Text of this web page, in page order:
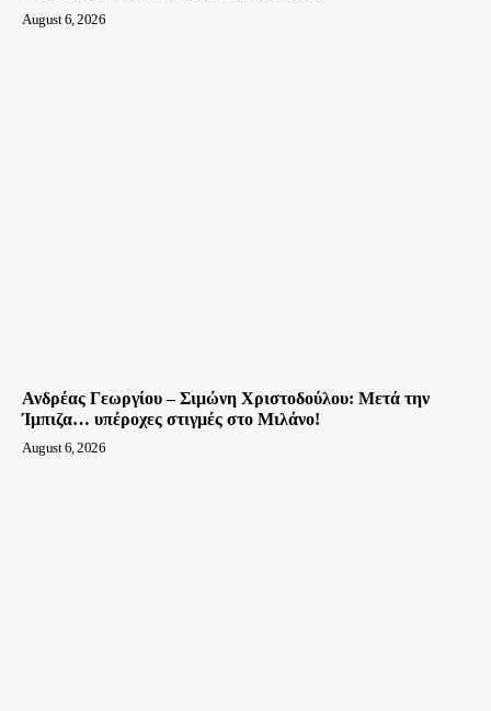
August 6, 2026
Ανδρέας Γεωργίου – Σιμώνη Χριστοδούλου: Μετά την
Ίμπιζα… υπέροχες στιγμές στο Μιλάνο!
August 6, 2026